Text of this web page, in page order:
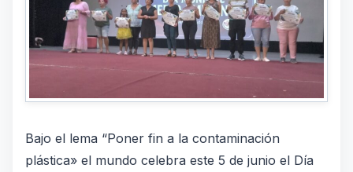
Bajo el lema “Poner fin a la contaminación
plástica» el mundo celebra este 5 de junio el Día